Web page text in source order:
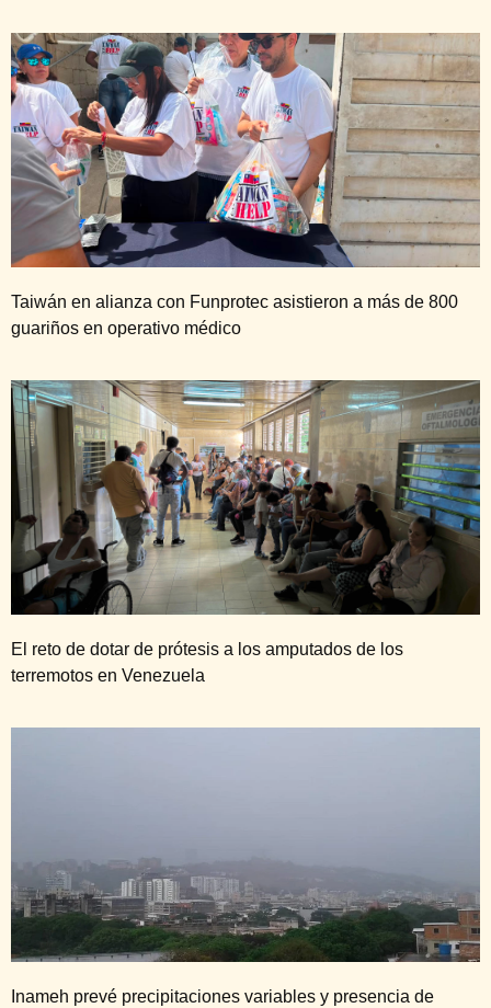
Taiwán en alianza con Funprotec asistieron a más de 800
guariños en operativo médico
El reto de dotar de prótesis a los amputados de los
terremotos en Venezuela
Inameh prevé precipitaciones variables y presencia de